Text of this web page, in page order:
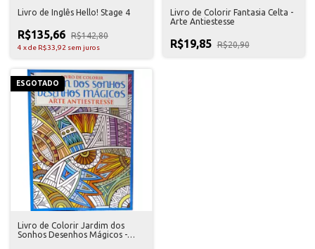
Livro de Inglês Hello! Stage 4
R$135,66 R$142,80
4 xde R$33,92 sem juros
Livro de Colorir Fantasia Celta -
Arte Antiestesse
R$19,85 R$20,90
ESGOTADO
Livro de Colorir Jardim dos
Sonhos Desenhos Mágicos -